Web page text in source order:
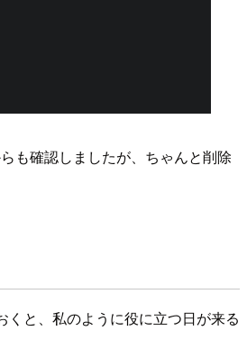
も確認しましたが、ちゃんと削除
くと、私のように役に立つ日が来る